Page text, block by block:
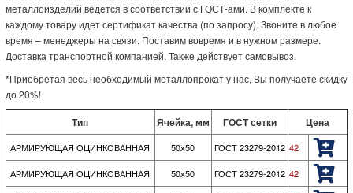
металлоизделий ведется в соответствии с ГОСТ-ами. В комплекте к
каждому товару идет сертификат качества (по запросу). Звоните в любое
время – менеджеры на связи. Поставим вовремя и в нужном размере.
Доставка транспортной компанией. Также действует самовывоз.
*Приобретая весь необходимый металлопрокат у нас, Вы получаете скидку
до 20%!
Тип Ячейка, мм ГОСТ сетки Цена
АРМИРУЮЩАЯ ОЦИНКОВАННАЯ 50х50 ГОСТ 23279-2012 42
АРМИРУЮЩАЯ ОЦИНКОВАННАЯ 50х50 ГОСТ 23279-2012 42